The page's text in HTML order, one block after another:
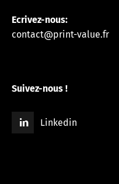
Ecrivez-nous:
contact@print-value.fr
Suivez-nous !
Linkedin